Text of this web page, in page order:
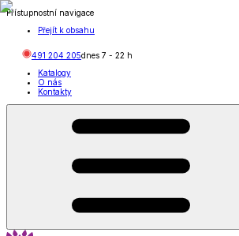
Přístupnostní navigace
Přejít k obsahu
491 204 205dnes 7 - 22 h
Katalogy
O nás
Kontakty